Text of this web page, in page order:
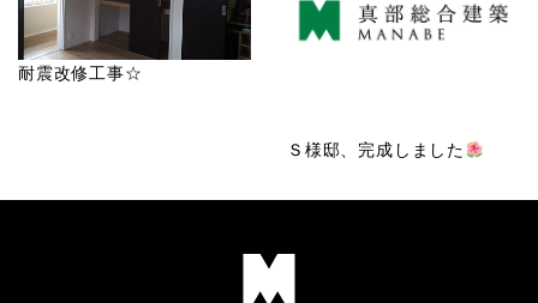
耐震改修工事☆
Ｓ様邸、完成しました